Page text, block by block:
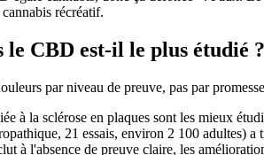
récréatif.
CBD est-il le plus étudié ?
par niveau de preuve, pas par
à la sclérose en plaques sont les mieux
21 essais, environ 2 100 adultes)
à l'absence de preuve claire, les